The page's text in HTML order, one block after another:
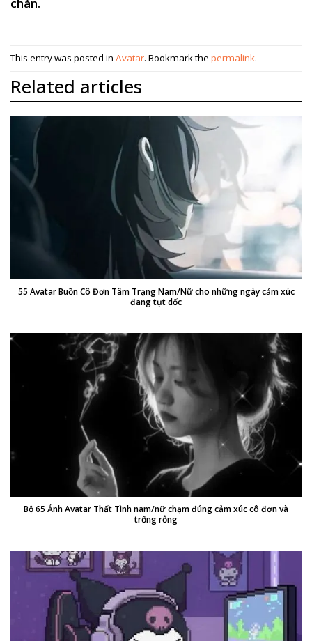
chán.
This entry was posted in Avatar. Bookmark the permalink.
Related articles
55 Avatar Buồn Cô Đơn Tâm Trạng Nam/Nữ cho những ngày cảm xúc
đang tụt dốc
Bộ 65 Ảnh Avatar Thất Tình nam/nữ chạm đúng cảm xúc cô đơn và
trống rỗng